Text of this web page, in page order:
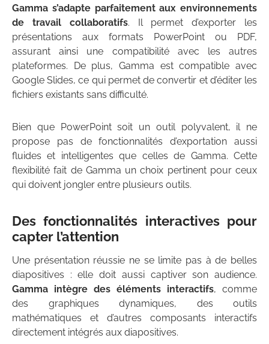
Gamma s’adapte parfaitement aux environnements
de travail collaboratifs. Il permet d’exporter les
présentations aux formats PowerPoint ou PDF,
assurant ainsi une compatibilité avec les autres
plateformes. De plus, Gamma est compatible avec
Google Slides, ce qui permet de convertir et d’éditer les
fichiers existants sans difficulté.
Bien que PowerPoint soit un outil polyvalent, il ne
propose pas de fonctionnalités d’exportation aussi
fluides et intelligentes que celles de Gamma. Cette
flexibilité fait de Gamma un choix pertinent pour ceux
qui doivent jongler entre plusieurs outils.
Des fonctionnalités interactives pour
capter l’attention
Une présentation réussie ne se limite pas à de belles
diapositives : elle doit aussi captiver son audience.
Gamma intègre des éléments interactifs, comme
des graphiques dynamiques, des outils
mathématiques et d’autres composants interactifs
directement intégrés aux diapositives.